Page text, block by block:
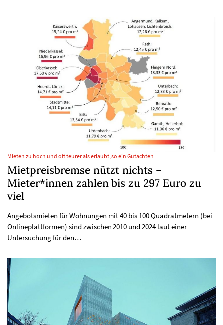
Mieten zu hoch und oft teurer als erlaubt, so ein Gutachten
Mietpreisbremse nützt nichts –
Mieter*innen zahlen bis zu 297 Euro zu
viel
Angebotsmieten für Wohnungen mit 40 bis 100 Quadratmetern (bei
Onlineplattformen) sind zwischen 2010 und 2024 laut einer
Untersuchung für den…